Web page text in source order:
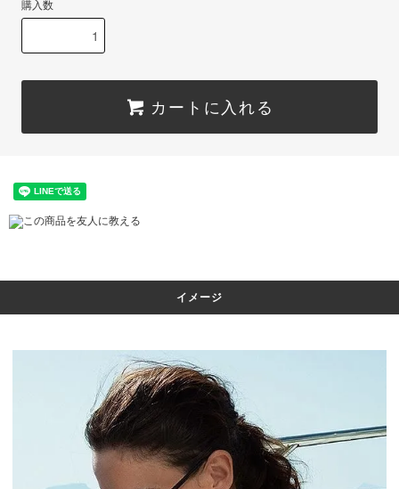
購入数
カートに入れる
この商品を友人に教える
イメージ